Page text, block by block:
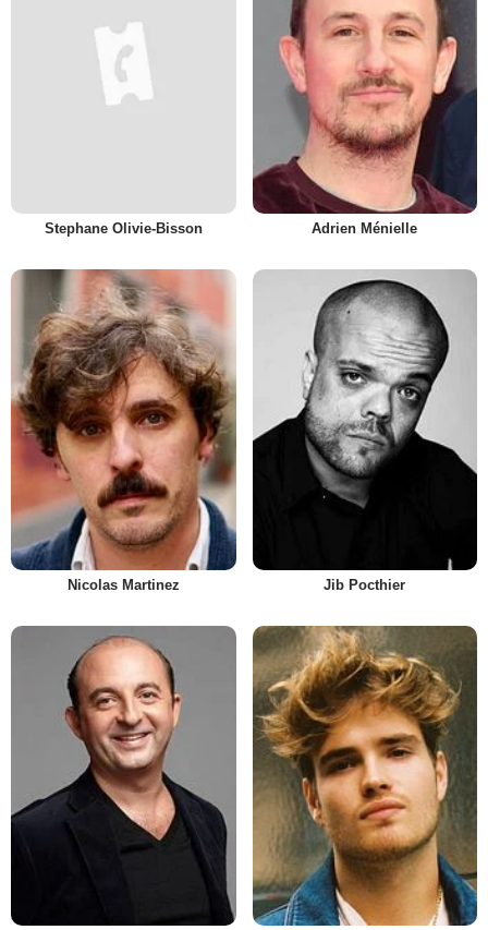
Stephane Olivie-Bisson Adrien Ménielle
Nicolas Martinez Jib Pocthier